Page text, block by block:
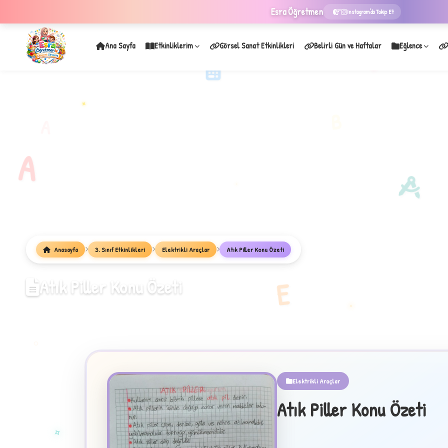
EsraÖğretmen Instagram'da Takip Et
1
✦
✧
Ana Sayfa Etkinliklerim Görsel Sanat Etkinlikleri Belirli Gün ve Haftalar Eğlence
Anasayfa 3. Sınıf Etkinlikleri Elektrikli Araçlar Atık Piller Konu Özeti
Atık Piller Konu Özeti
Elektrikli Araçlar
Atık Piller Konu Özeti
A
E